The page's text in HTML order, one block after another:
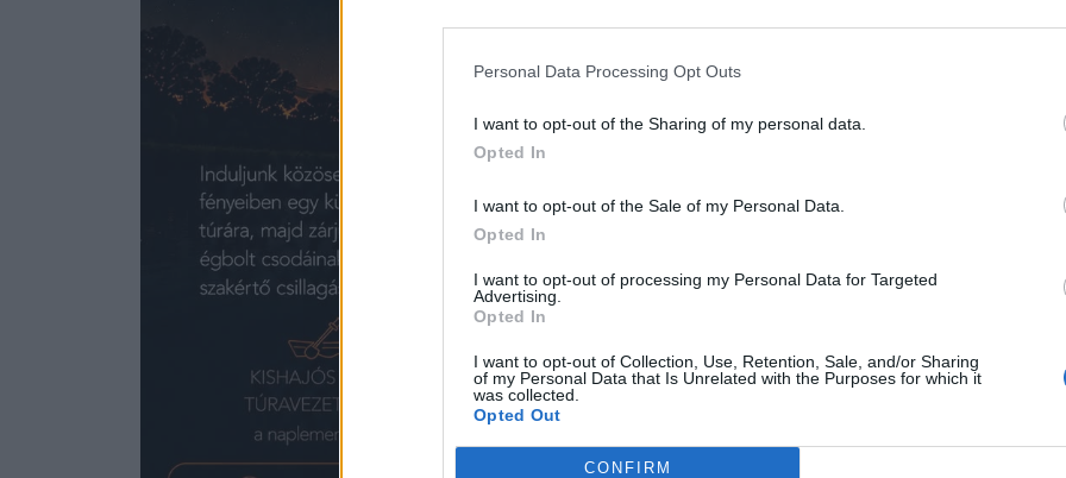
Personal Data Processing Opt Outs
I want to opt-out of the Sharing of my personal data.
Opted In
I want to opt-out of the Sale of my Personal Data.
Opted In
I want to opt-out of processing my Personal Data for Targeted
Advertising.
Opted In
I want to opt-out of Collection, Use, Retention, Sale, and/or Sharing
of my Personal Data that Is Unrelated with the Purposes for which it
was collected.
Opted Out
CONFIRM
–